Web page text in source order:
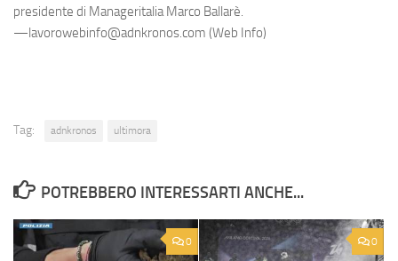
presidente di Manageritalia Marco Ballarè.
—lavorowebinfo@adnkronos.com (Web Info)
Tag: adnkronos ultimora
POTREBBERO INTERESSARTI ANCHE...
0 0